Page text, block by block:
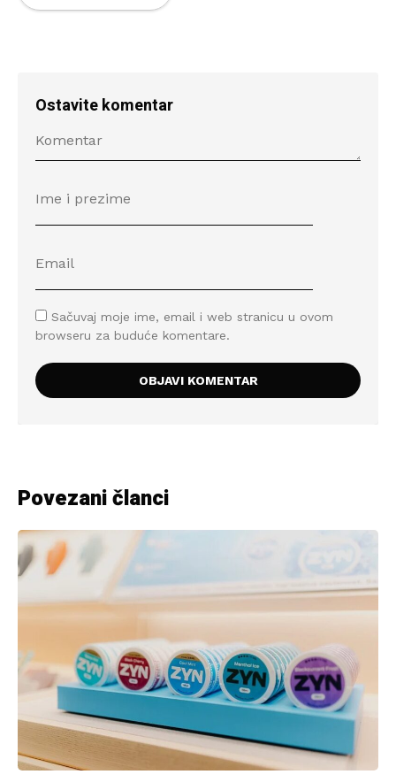
Ostavite komentar
Sačuvaj moje ime, email i web stranicu u ovom
browseru za buduće komentare.
Povezani članci